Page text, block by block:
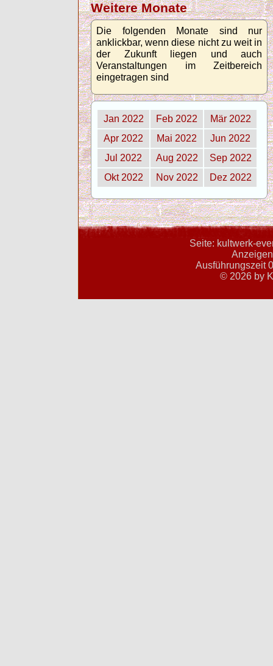
Weitere Monate
Die folgenden Monate sind nur
anklickbar, wenn diese nicht zu weit in
der Zukunft liegen und auch
Veranstaltungen im Zeitbereich
eingetragen sind
Jan 2022 Feb 2022
Mär 2022
Apr 2022
Mai 2022
Jun 2022
Jul 2022
Aug 2022
Sep 2022
Okt 2022
Nov 2022 Dez 2022
Seite: kultwerk-
Ausführungszeit
© 2026 by